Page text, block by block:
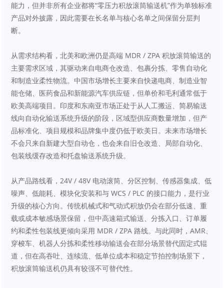
能力，但并非所有企业都将“零压力积放滚筒输送机”作为单独标准
产品对外披露，因此需要在长名单与核心名单之间保留分层判
断。
从需求结构看，北美和欧洲仍是高端 MDR / ZPA 积放滚筒输送的
主要需求区域，其驱动来自电商仓改造、包裹分拣、零售自动化
和制造业柔性物流。中国市场增长主要来自快递电商、制造业智
能仓储、医药食品和新能源汽车供应链，但单价和毛利通常低于
欧美高端项目。印度和东南亚市场正处于从人工搬运、简易输送
线向自动化输送系统升级的阶段，区域型供应商数量增加，但产
品标准化、项目规模和品牌集中度仍低于欧美日。未来市场增长
不会只来自新建大型自动仓，也会来自旧仓改造、局部自动化、
包装线缓存改造和托盘输送系统升级。
从产品路线看，24V / 48V 电动滚筒、分区控制、传感器集成、低
噪声、低能耗、模块化安装和与 WCS / PLC 的接口能力，是行业
升级的核心方向。传统机械式和气动式积放仍会在部分低速、重
载或成本敏感场景保留，但中高速箱式输送、分拣入口、订单履
约和柔性包装线更倾向采用 MDR / ZPA 路线。与此同时，AMR、
穿梭车、机器人分拣和柔性移动输送会在部分场景替代固定式辊
道，但在高吞吐、连续流、低单位成本和稳定节拍控制场景下，
积放滚筒输送机仍具有较强不可替代性。